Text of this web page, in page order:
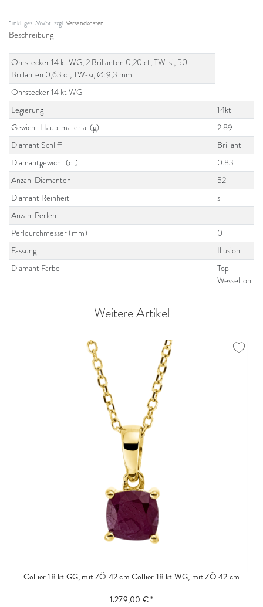
* inkl. ges. MwSt. zzgl.Versandkosten
Beschreibung
Ohrstecker 14 kt WG, 2 Brillanten 0,20 ct, TW-si, 50
Brillanten 0,63 ct, TW-si, Ø:9,3 mm
Ohrstecker 14 kt WG
Legierung
14kt
Gewicht Hauptmaterial (g)
2.89
Diamant Schliff
Brillant
Diamantgewicht (ct)
0.83
Anzahl Diamanten
52
Diamant Reinheit
si
Anzahl Perlen
Perldurchmesser (mm)
0
Fassung
Illusion
Diamant Farbe
Top
Wesselton
Weitere Artikel
Collier 18 kt GG, mit ZÖ 42 cmCollier 18 kt WG, mit ZÖ 42 cm
1.279,00 € *